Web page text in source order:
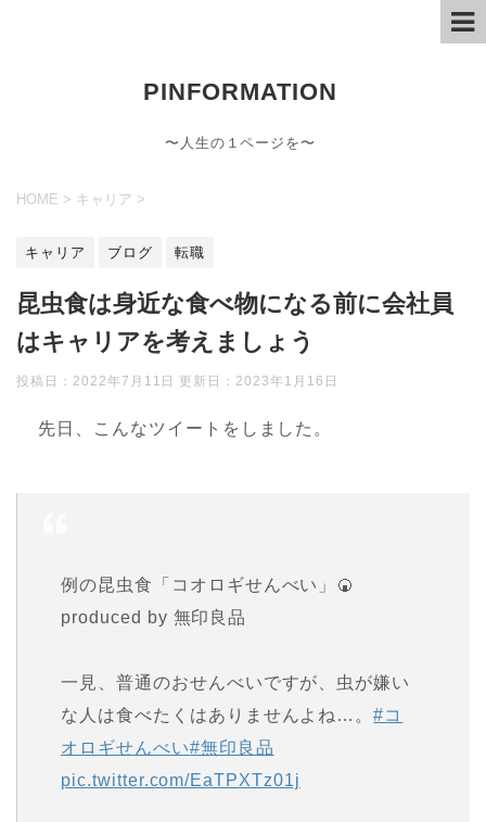
PINFORMATION
〜人生の１ページを〜
HOME > キャリア >
キャリア ブログ 転職
昆虫食は身近な食べ物になる前に会社員
はキャリアを考えましょう
投稿日：2022年7月11日 更新日： 2023年1月16日
先日、こんなツイートをしました。
例の昆虫食「コオロギせんべい」🍘
produced by 無印良品
一見、普通のおせんべいですが、虫が嫌い
な人は食べたくはありませんよね…。#コ
オロギせんべい#無印良品
pic.twitter.com/EaTPXTz01j